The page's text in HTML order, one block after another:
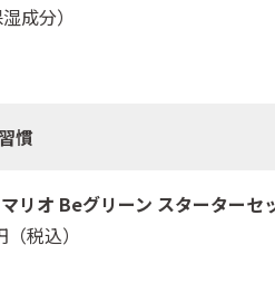
成分）
慣
リオ Beグリーン スターターセ
（税込）